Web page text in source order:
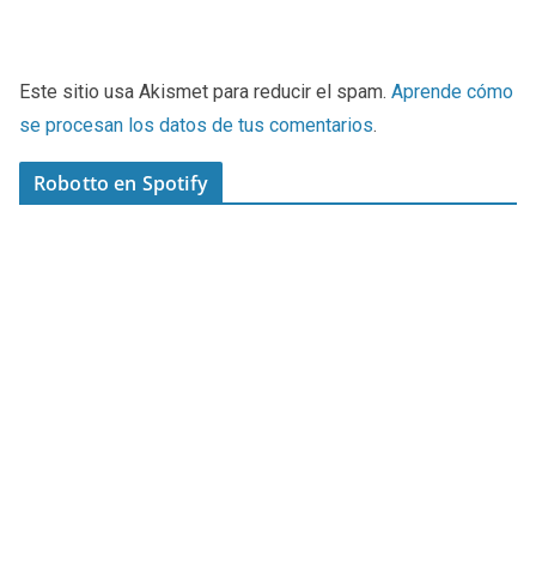
Este sitio usa Akismet para reducir el spam. Aprende cómo
se procesan los datos de tus comentarios.
Robotto en Spotify